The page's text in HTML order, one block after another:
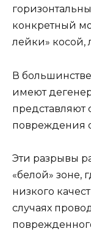
конкретный
лейки» косой,
В
имеют
представляют
повреждения
Эти разрывы
«белой» зоне,
низкого
случаях